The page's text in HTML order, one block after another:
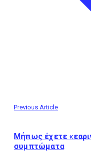
Previous Article
Μήπως έχετε
συμπτώματα